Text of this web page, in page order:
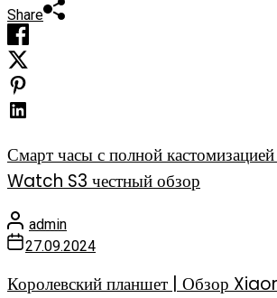
Share
Смарт часы с полной
Watch S3 честный обзор
admin
27.09.2024
Королевский планшет | Обзор